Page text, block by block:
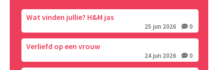
Wat vinden jullie? H&M jas
25 jun 2026 0
Verliefd op een vrouw
24 jun 2026 0